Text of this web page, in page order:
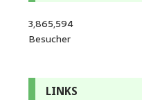
3,865,594
Besucher
LINKS